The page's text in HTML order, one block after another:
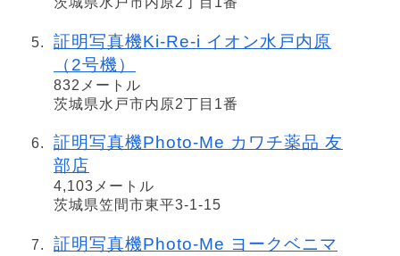
証明写真機Ki-Re-i イオン水戸内原
（2号機）
832メートル
茨城県水戸市内原2丁目1番
証明写真機Photo-Me カワチ薬品 友
部店
4,103メートル
茨城県笠間市東平3-1-15
証明写真機Photo-Me ヨークベニマ